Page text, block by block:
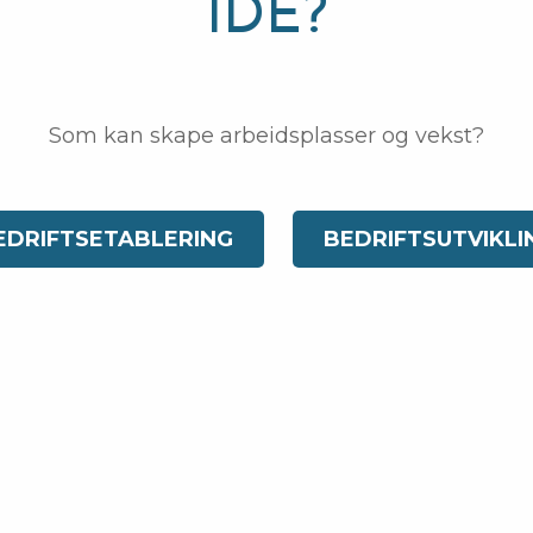
IDÉ?
Som kan skape arbeidsplasser og vekst?